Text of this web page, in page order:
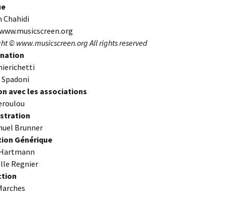
Chahidi
© www.musicscreen.org All rights reserved
avec les associations
Brunner
Générique
Regnier